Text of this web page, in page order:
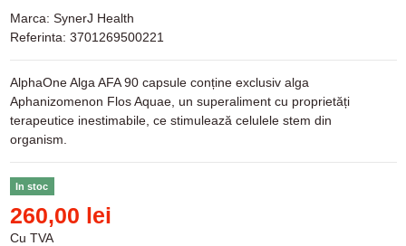
Marca: SynerJ Health
Referinta: 3701269500221
AlphaOne Alga AFA 90 capsule conține exclusiv alga
Aphanizomenon Flos Aquae, un superaliment cu proprietăți
terapeutice inestimabile, ce stimulează celulele stem din
organism.
In stoc
260,00 lei
Cu TVA